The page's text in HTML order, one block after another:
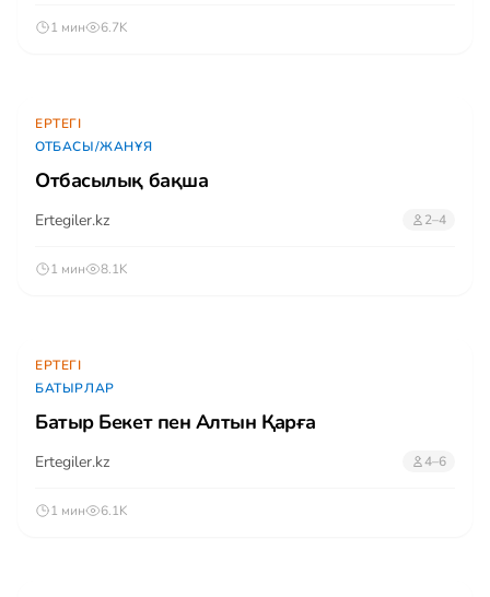
1 мин 6.7K
ЕРТЕГІ
ОТБАСЫ/ЖАНҰЯ
Отбасылық бақша
Ertegiler.kz 2–4
1 мин 8.1K
ЕРТЕГІ
БАТЫРЛАР
Батыр Бекет пен Алтын Қарға
Ertegiler.kz 4–6
1 мин 6.1K